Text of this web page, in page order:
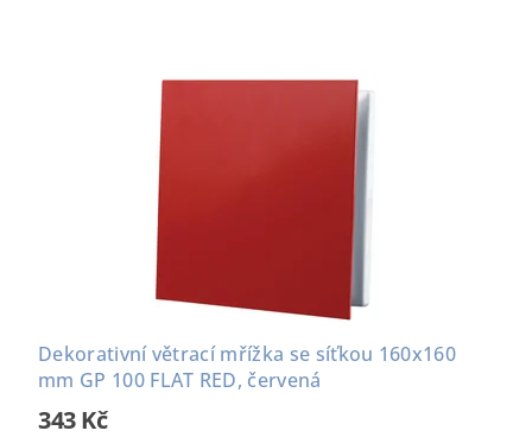
Dekorativní větrací mřížka se síťkou 160x160
mm GP 100 FLAT RED, červená
343 Kč